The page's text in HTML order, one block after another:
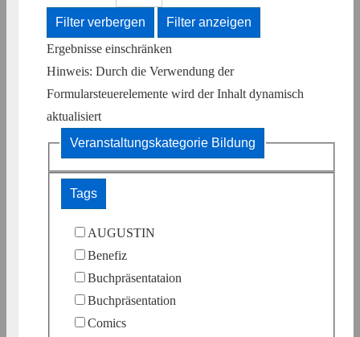
Filter verbergen
Filter anzeigen
Ergebnisse einschränken
Hinweis: Durch die Verwendung der
Formularsteuerelemente wird der Inhalt dynamisch
aktualisiert
Veranstaltungskategorie Bildung
Tags
AUGUSTIN
Benefiz
Buchpräsentataion
Buchpräsentation
Comics